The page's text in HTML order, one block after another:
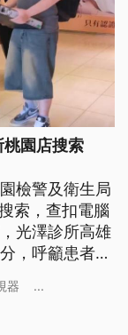
園店搜索
檢警及衛生局
索，查扣電腦
光澤診所高雄
，呼籲患者能
要在診療空間
器 ...